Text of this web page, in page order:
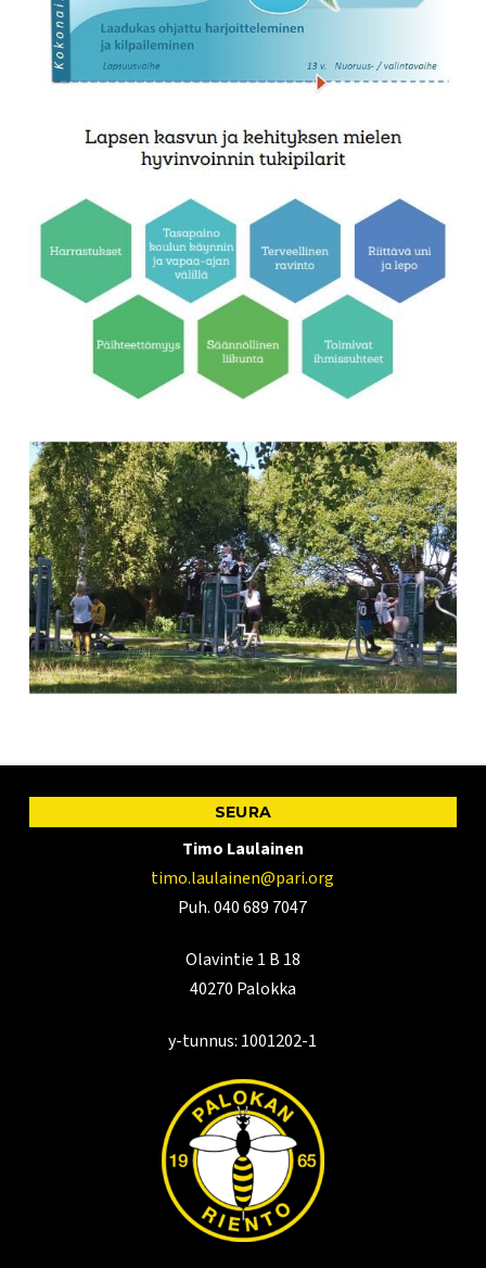
SEURA
Timo Laulainen
timo.laulainen@pari.org
Puh. 040 689 7047
Olavintie 1 B 18
40270 Palokka
y-tunnus: 1001202-1